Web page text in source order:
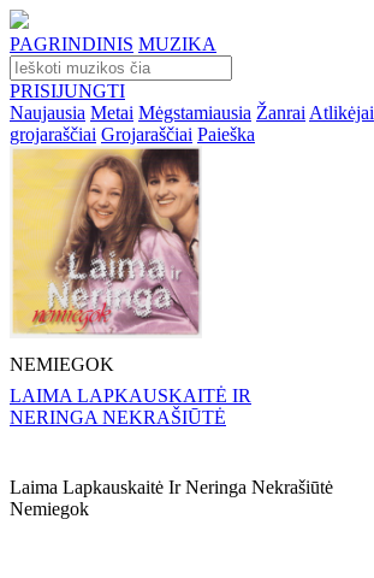
PAGRINDINIS MUZIKA
PRISIJUNGTI
Naujausia Metai Mėgstamiausia Žanrai Atlikėjai
grojaraščiai Grojaraščiai Paieška
NEMIEGOK
LAIMA LAPKAUSKAITĖ IR
NERINGA NEKRAŠIŪTĖ
Laima Lapkauskaitė Ir Neringa Nekrašiūtė
Nemiegok